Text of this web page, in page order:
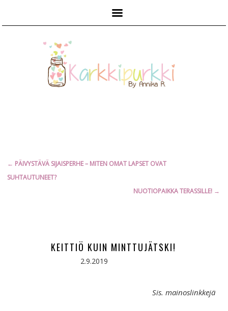
Artikkelien
selaus
← PÄIVYSTÄVÄ SIJAISPERHE – MITEN OMAT LAPSET OVAT
SUHTAUTUNEET?
NUOTIOPAIKKA TERASSILLE! →
KEITTIÖ KUIN MINTTUJÄTSKI!
2.9.2019
Sis. mainoslinkkejä